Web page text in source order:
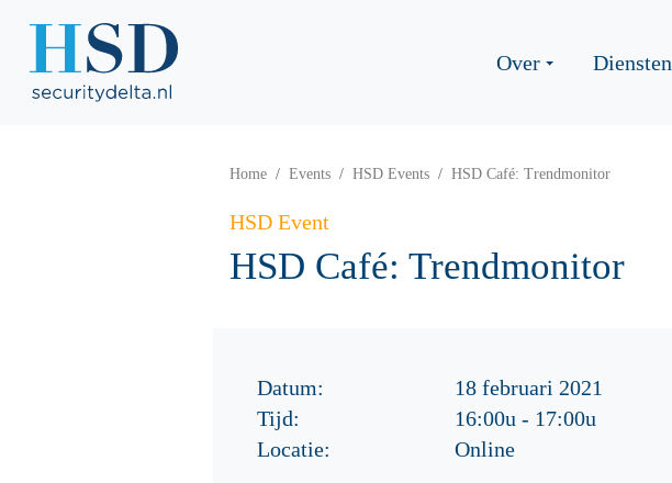
Over Diensten
Home Events HSD Events HSD Café: Trendmonitor
HSD Event
HSD Café: Trendmonitor
Datum:
18 februari 2021
Tijd:
16:00u - 17:00u
Locatie:
Online